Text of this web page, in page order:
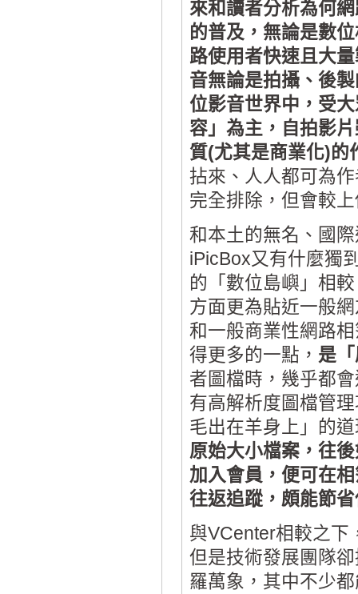
來和讀者分析為何
的普及，無論是數
路使用者快速且大
音無論是拍攝、後
位影音世界中，受
容」為主，自拍影
質(尤其是商業化)的
拈來、人人都可為
完全排除，但會較
和本土的無名、國
iPicBox又有什麼獨
的「數位島嶼」相
方面更為貼近一般
和一般商業性網路
得更多的一點， 是
者圖檔時，幾乎都
有高解析度圖檔管
毛出在羊身上」的
原始大小檔案，往
加入會員，便可在
往返追蹤，頗能節
與VCenter相較之下
但是技術發展團隊
羅萬象，其中不少